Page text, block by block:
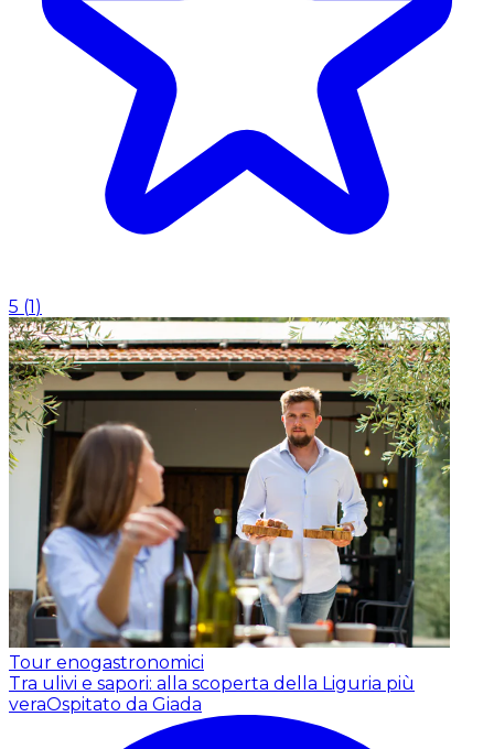
5 (1)
Tour enogastronomici
Tra ulivi e sapori: alla scoperta della Liguria più
veraOspitato da Giada